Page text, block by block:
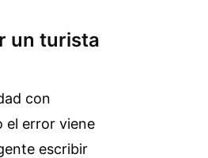
un turista
con
el error viene
escribir